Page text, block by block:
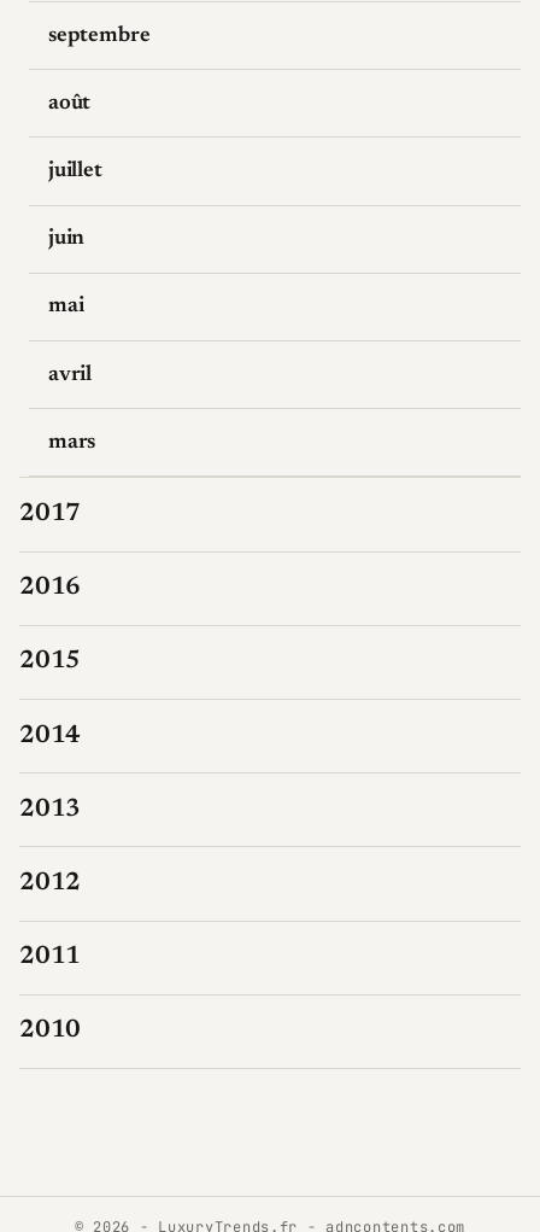
septembre
août
juillet
juin
mai
avril
mars
2017
2016
2015
2014
2013
2012
2011
2010
© 2026 - LuxuryTrends.fr - adncontents.com